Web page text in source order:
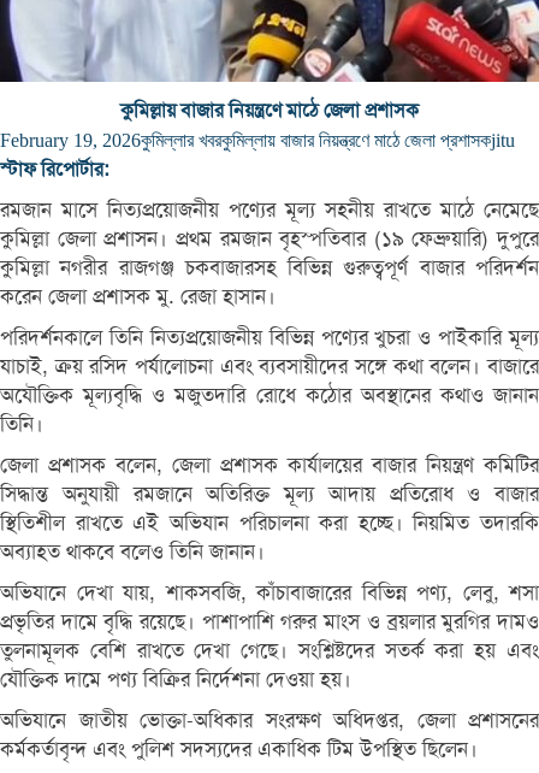
কুমিল্লায় বাজার নিয়ন্ত্রণে মাঠে জেলা প্রশাসক
February 19, 2026কুমিল্লার খবরকুমিল্লায় বাজার নিয়ন্ত্রণে মাঠে জেলা প্রশাসকjitu
স্টাফ রিপোর্টার:
রমজান মাসে নিত্যপ্রয়োজনীয় পণ্যের মূল্য সহনীয় রাখতে মাঠে নেমেছে
কুমিল্লা জেলা প্রশাসন। প্রথম রমজান বৃহস্পতিবার (১৯ ফেব্রুয়ারি) দুপুরে
কুমিল্লা নগরীর রাজগঞ্জ চকবাজারসহ বিভিন্ন গুরুত্বপূর্ণ বাজার পরিদর্শন
করেন জেলা প্রশাসক মু. রেজা হাসান।
পরিদর্শনকালে তিনি নিত্যপ্রয়োজনীয় বিভিন্ন পণ্যের খুচরা ও পাইকারি মূল্য
যাচাই, ক্রয় রসিদ পর্যালোচনা এবং ব্যবসায়ীদের সঙ্গে কথা বলেন। বাজারে
অযৌক্তিক মূল্যবৃদ্ধি ও মজুতদারি রোধে কঠোর অবস্থানের কথাও জানান
তিনি।
জেলা প্রশাসক বলেন, জেলা প্রশাসক কার্যালয়ের বাজার নিয়ন্ত্রণ কমিটির
সিদ্ধান্ত অনুযায়ী রমজানে অতিরিক্ত মূল্য আদায় প্রতিরোধ ও বাজার
স্থিতিশীল রাখতে এই অভিযান পরিচালনা করা হচ্ছে। নিয়মিত তদারকি
অব্যাহত থাকবে বলেও তিনি জানান।
অভিযানে দেখা যায়, শাকসবজি, কাঁচাবাজারের বিভিন্ন পণ্য, লেবু, শসা
প্রভৃতির দামে বৃদ্ধি রয়েছে। পাশাপাশি গরুর মাংস ও ব্রয়লার মুরগির দামও
তুলনামূলক বেশি রাখতে দেখা গেছে। সংশ্লিষ্টদের সতর্ক করা হয় এবং
যৌক্তিক দামে পণ্য বিক্রির নির্দেশনা দেওয়া হয়।
অভিযানে জাতীয় ভোক্তা-অধিকার সংরক্ষণ অধিদপ্তর, জেলা প্রশাসনের
কর্মকর্তাবৃন্দ এবং পুলিশ সদস্যদের একাধিক টিম উপস্থিত ছিলেন।